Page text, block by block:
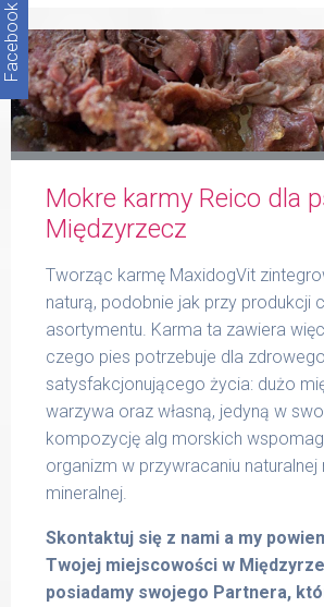
Katalog
Formularz
Produkty Reico
Kontakt
Mokre karmy Reico dla
Międzyrzecz
Tworząc karmę MaxidogVit
naturą, podobnie jak przy produkcji
asortymentu. Karma ta zawiera
czego pies potrzebuje dla
satysfakcjonującego życia: dużo
warzywa oraz własną, jedyną w
kompozycję alg morskich
organizm w przywracaniu
mineralnej.
Skontaktuj się z nami a my
Twojej miejscowości w
posiadamy swojego Partnera,
Facebook